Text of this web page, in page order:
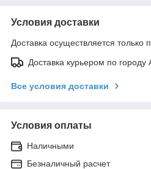
Условия доставки
Доставка осуществляется только
Доставка курьером по городу
Все условия доставки
Условия оплаты
Наличными
Безналичный расчет